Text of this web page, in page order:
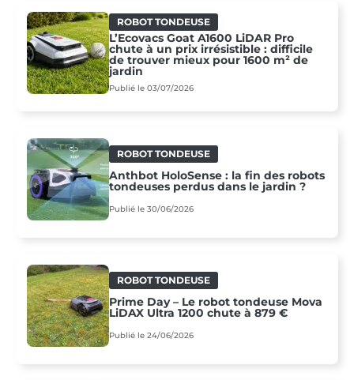
ROBOT TONDEUSE
L’Ecovacs Goat A1600 LiDAR Pro
chute à un prix irrésistible : difficile
de trouver mieux pour 1600 m² de
jardin
Publié le 03/07/2026
ROBOT TONDEUSE
Anthbot HoloSense : la fin des robots
tondeuses perdus dans le jardin ?
Publié le 30/06/2026
ROBOT TONDEUSE
Prime Day – Le robot tondeuse Mova
LiDAX Ultra 1200 chute à 879 €
Publié le 24/06/2026